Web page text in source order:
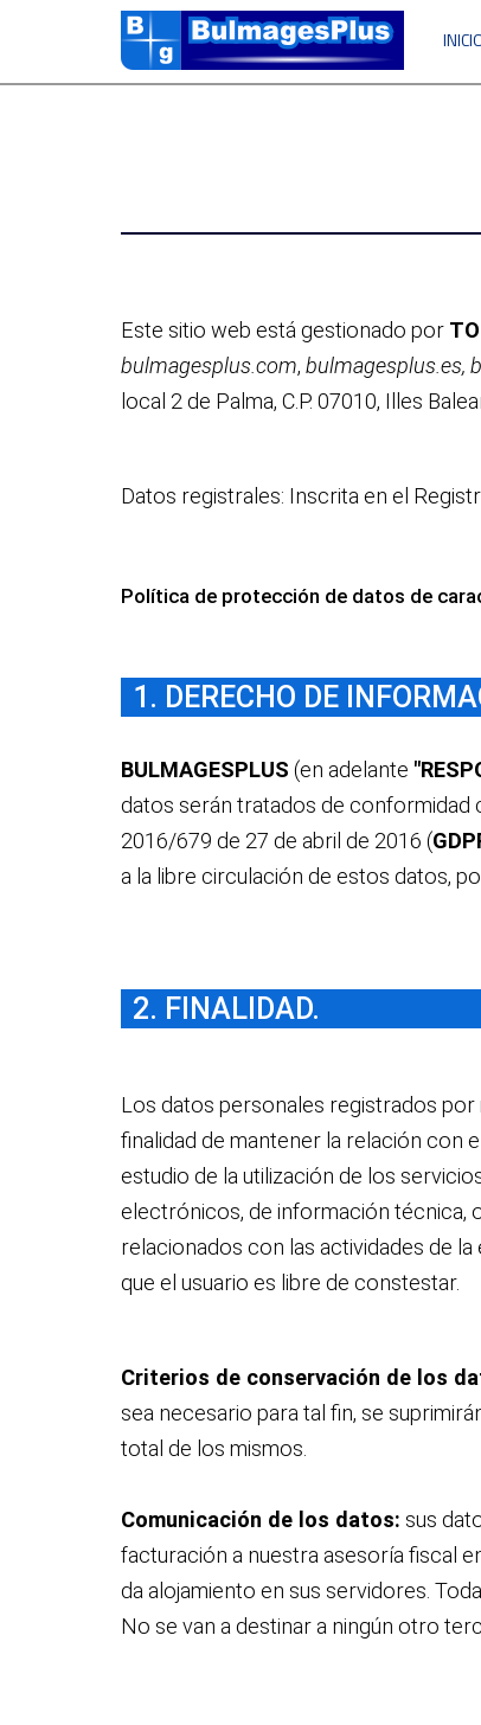
Este sitio web está gestionado por
bulmagesplus.com, bulmagesplus.es,
local 2 de Palma, C.P. 07010, Illes
Datos registrales: Inscrita en el
Política de protección de datos de
1. DERECHO DE
BULMAGESPLUS (en adelante
datos serán tratados de conformidad
2016/679 de 27 de abril de 2016 (
a la libre circulación de estos datos,
2. FINALIDAD.
Los datos personales registrados
finalidad de mantener la relación con
estudio de la utilización de los
electrónicos, de información técnica,
relacionados con las actividades de
que el usuario es libre de constestar.
Criterios de conservación de los
sea necesario para tal fin, se
total de los mismos.
Comunicación de los datos: sus
facturación a nuestra asesoría fiscal
da alojamiento en sus servidores.
No se van a destinar a ningún otro